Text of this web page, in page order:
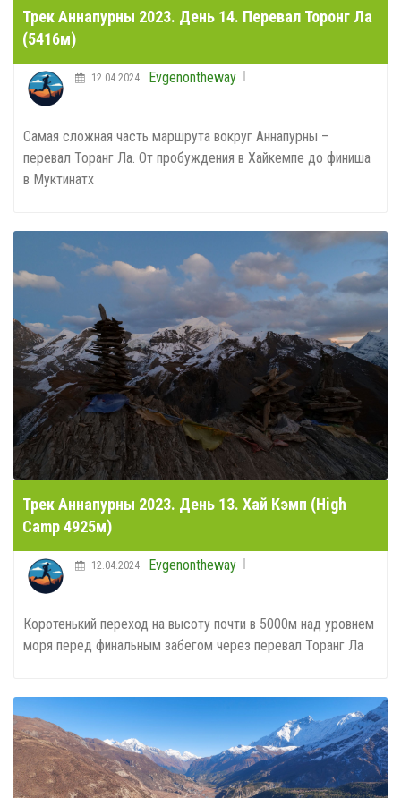
Трек Аннапурны 2023. День 14. Перевал Торонг Ла
(5416м)
Evgenontheway
12.04.2024
Самая сложная часть маршрута вокруг Аннапурны –
перевал Торанг Ла. От пробуждения в Хайкемпе до финиша
в Муктинатх
Трек Аннапурны 2023. День 13. Хай Кэмп (High
Camp 4925м)
Evgenontheway
12.04.2024
Коротенький переход на высоту почти в 5000м над уровнем
моря перед финальным забегом через перевал Торанг Ла